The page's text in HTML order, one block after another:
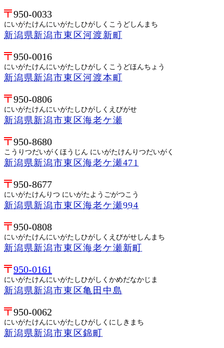
950-0033
にいがたけんにいがたしひがしくこうどしんまち
新潟県新潟市東区河渡新町
950-0016
にいがたけんにいがたしひがしくこうどほんちょう
新潟県新潟市東区河渡本町
950-0806
にいがたけんにいがたしひがしくえびがせ
新潟県新潟市東区海老ケ瀬
950-8680
こうりつだいがくほうじん にいがたけんりつだいがく
新潟県新潟市東区海老ケ瀬471
950-8677
にいがたけんりつ にいがたようごがつこう
新潟県新潟市東区海老ケ瀬994
950-0808
にいがたけんにいがたしひがしくえびがせしんまち
新潟県新潟市東区海老ケ瀬新町
950-0161
にいがたけんにいがたしひがしくかめだなかじま
新潟県新潟市東区亀田中島
950-0062
にいがたけんにいがたしひがしくにしきまち
新潟県新潟市東区錦町